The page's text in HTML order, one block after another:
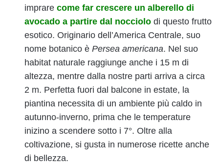
imprare come far crescere un alberello di
avocado a partire dal nocciolo di questo frutto
esotico. Originario dell’America Centrale, suo
nome botanico è Persea americana. Nel suo
habitat naturale raggiunge anche i 15 m di
altezza, mentre dalla nostre parti arriva a circa
2 m. Perfetta fuori dal balcone in estate, la
piantina necessita di un ambiente più caldo in
autunno-inverno, prima che le temperature
inizino a scendere sotto i 7°. Oltre alla
coltivazione, si gusta in numerose ricette anche
di bellezza.